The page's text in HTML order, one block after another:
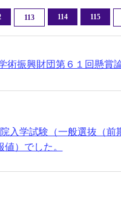
113 114 115
振興財団第６１回懸賞
入学試験（一般選抜（前
）でした。